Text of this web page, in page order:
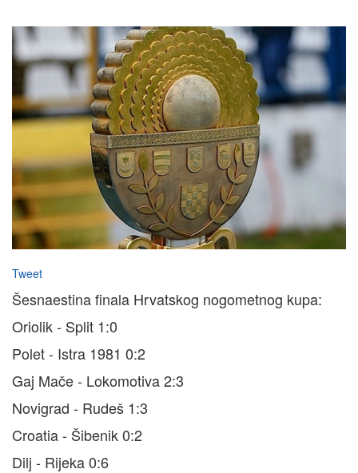
Tweet
Šesnaestina finala Hrvatskog nogometnog kupa:
Oriolik - Split 1:0
Polet - Istra 1981 0:2
Gaj Mače - Lokomotiva 2:3
Novigrad - Rudeš 1:3
Croatia - Šibenik 0:2
Dilj - Rijeka 0:6